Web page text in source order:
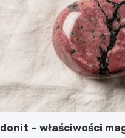
– właściwości